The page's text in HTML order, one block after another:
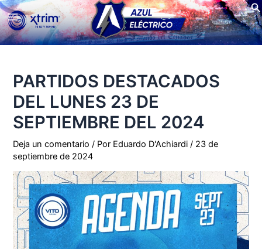
Ir
al
contenido
Main
Menu
PARTIDOS DESTACADOS
DEL LUNES 23 DE
SEPTIEMBRE DEL 2024
Deja un comentario / Por Eduardo D'Achiardi/ 23 de
septiembre de 2024